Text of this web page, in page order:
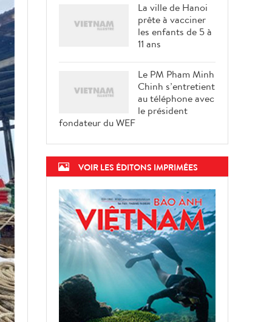
La ville de Hanoi
prête à vacciner
les enfants de 5 à
11 ans
Le PM Pham Minh
Chinh s’entretient
au téléphone avec
le président
fondateur du WEF
VOIR LES ÉDITONS IMPRIMÉES